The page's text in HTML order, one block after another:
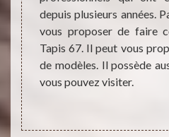
son
depuis plusieurs années.
vous proposer de faire
Tapis 67. Il peut vous
de modèles. Il possède
vous pouvez visiter.